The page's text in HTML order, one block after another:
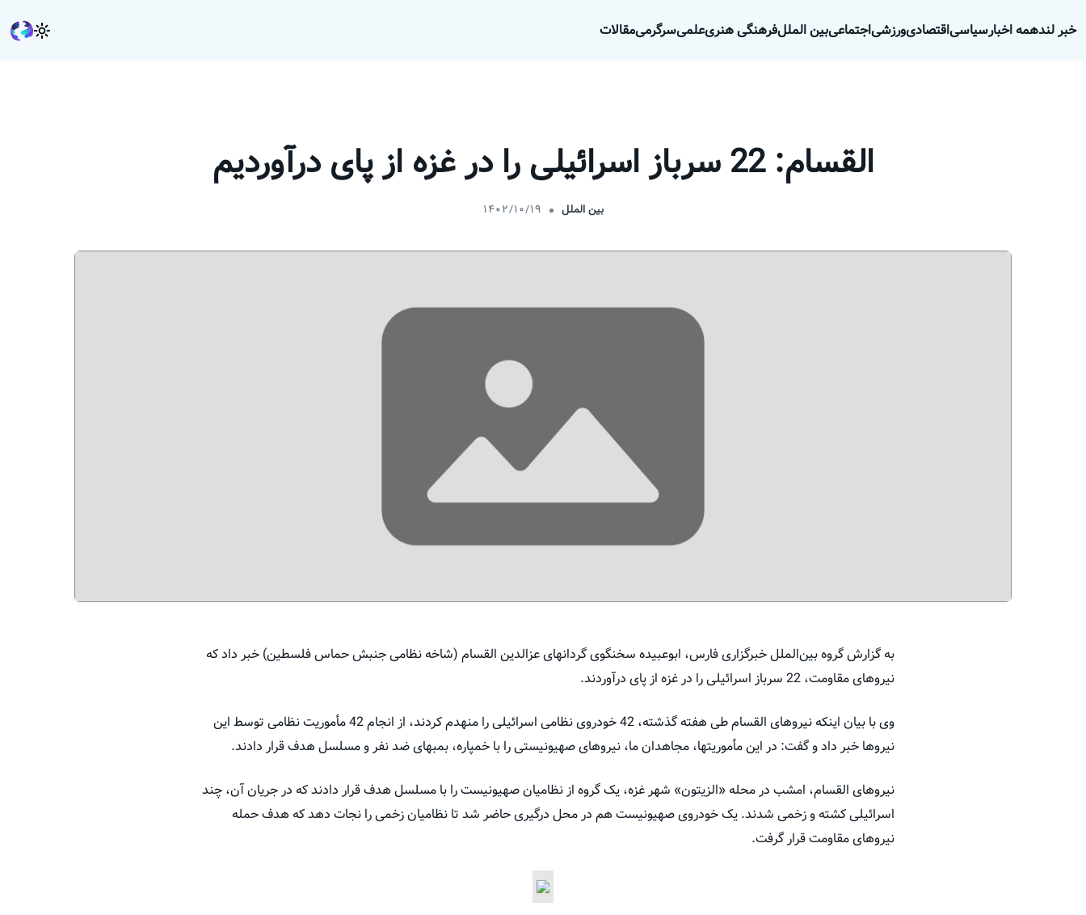
خبر لندهمه اخبارسیاسیاقتصادیورزشیاجتماعیبین المللفرهنگی هنریعلمیسرگرمیمقالات
القسام: 22 سرباز اسرائیلی را در غزه از پای درآوردیم
بین الملل ۱۴۰۲/۱۰/۱۹
به گزارش گروه بین‌الملل خبرگزاری فارس، ابوعبیده سخنگوی گردانهای عزالدین القسام (شاخه نظامی جنبش حماس فلسطین) خبر داد که
نیروهای مقاومت، 22 سرباز اسرائیلی را در غزه از پای درآوردند.
وی با بیان اینکه نیروهای القسام طی هفته گذشته، 42 خودروی نظامی اسرائیلی را منهدم کردند، از انجام 42 مأموریت نظامی توسط این
نیروها خبر داد و گفت: در این مأموریتها، مجاهدان ما، نیروهای صهیونیستی را با خمپاره، بمبهای ضد نفر و مسلسل هدف قرار دادند.
نیروهای القسام، امشب در محله «الزیتون» شهر غزه، یک گروه از نظامیان صهیونیست را با مسلسل هدف قرار دادند که در جریان آن، چند
اسرائیلی کشته و زخمی شدند. یک خودروی صهیونیست هم در محل درگیری حاضر شد تا نظامیان زخمی را نجات دهد که هدف حمله
نیروهای مقاومت قرار گرفت.